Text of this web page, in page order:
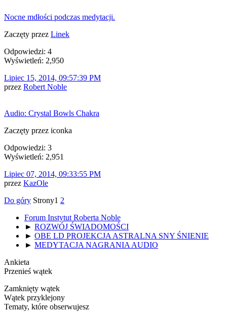
Nocne mdłości podczas medytacji.
Zaczęty przez Linek
Odpowiedzi: 4
Wyświetleń: 2,950
Lipiec 15, 2014, 09:57:39 PM
przez Robert Noble
Audio: Crystal Bowls Chakra
Zaczęty przez iconka
Odpowiedzi: 3
Wyświetleń: 2,951
Lipiec 07, 2014, 09:33:55 PM
przez KazOle
Do góry Strony1 2
Forum Instytut Roberta Noble
► ROZWÓJ ŚWIADOMOŚCI
► OBE LD PROJEKCJA ASTRALNA SNY ŚNIENIE
► MEDYTACJA NAGRANIA AUDIO
Ankieta
Przenieś wątek
Zamknięty wątek
Wątek przyklejony
Tematy, które obserwujesz